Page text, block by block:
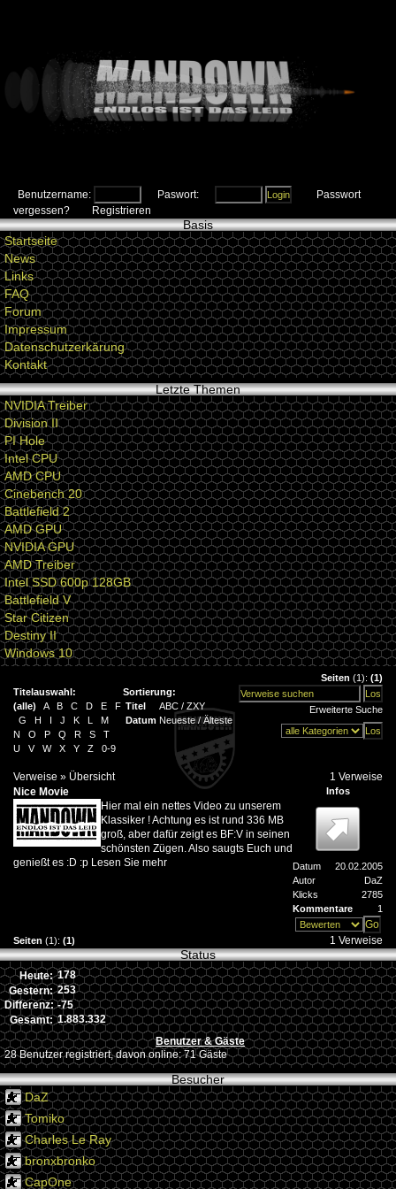
Benutzername: Paswort:
Passwort
vergessen?
Registrieren
Basis
Startseite
News
Links
FAQ
Forum
Impressum
Datenschutzerkärung
Kontakt
Letzte Themen
NVIDIA Treiber
Division II
PI Hole
Intel CPU
AMD CPU
Cinebench 20
Battlefield 2
AMD GPU
NVIDIA GPU
AMD Treiber
Intel SSD 600p 128GB
Battlefield V
Star Citizen
Destiny II
Windows 10
Seiten (1): (1)
Titelauswahl:
(alle) A B C D E
F
G
H I J K L
M
N
O P Q R S
T
U
V W X Y Z 0-9
Sortierung:
Titel
ABC / ZXY
Datum Neueste/Älteste
Erweiterte Suche
Verweise » Übersicht
1 Verweise
Nice Movie
Infos
Hier mal ein nettes Video zu unserem
Klassiker ! Achtung es ist rund 336 MB
groß, aber dafür zeigt es BF:V in seinen
schönsten Zügen. Also saugts Euch und
genießt es :D :p Lesen Sie mehr Datum
20.02.2005
Autor
DaZ
Klicks
2785
Kommentare
1
Seiten (1): (1) 1 Verweise
Status
Heute: 178
Gestern: 253
Differenz: -75
Gesamt: 1.883.332
Benutzer & Gäste
28 Benutzer registriert, davon online: 71 Gäste
Besucher
DaZ
Tomiko
Charles Le Ray
bronxbronko
CapOne